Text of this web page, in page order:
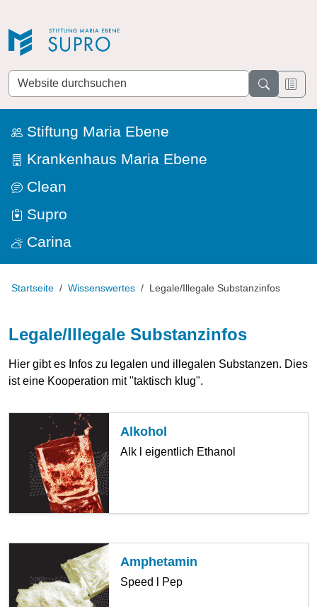
Website
durchsuchen
Stiftung Maria Ebene
Krankenhaus Maria Ebene
Clean
Supro
Carina
Startseite Wissenswertes Legale/Illegale Substanzinfos
Legale/Illegale Substanzinfos
Hier gibt es Infos zu legalen und illegalen Substanzen. Dies
ist eine Kooperation mit "taktisch klug".
Alkohol
Alk l eigentlich Ethanol
Amphetamin
Speed l Pep